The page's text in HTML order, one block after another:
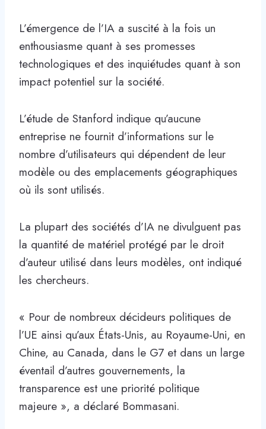
L’émergence de l’IA a suscité à la fois un
enthousiasme quant à ses promesses
technologiques et des inquiétudes quant à son
impact potentiel sur la société.
L’étude de Stanford indique qu’aucune
entreprise ne fournit d’informations sur le
nombre d’utilisateurs qui dépendent de leur
modèle ou des emplacements géographiques
où ils sont utilisés.
La plupart des sociétés d’IA ne divulguent pas
la quantité de matériel protégé par le droit
d’auteur utilisé dans leurs modèles, ont indiqué
les chercheurs.
« Pour de nombreux décideurs politiques de
l’UE ainsi qu’aux États-Unis, au Royaume-Uni, en
Chine, au Canada, dans le G7 et dans un large
éventail d’autres gouvernements, la
transparence est une priorité politique
majeure », a déclaré Bommasani.